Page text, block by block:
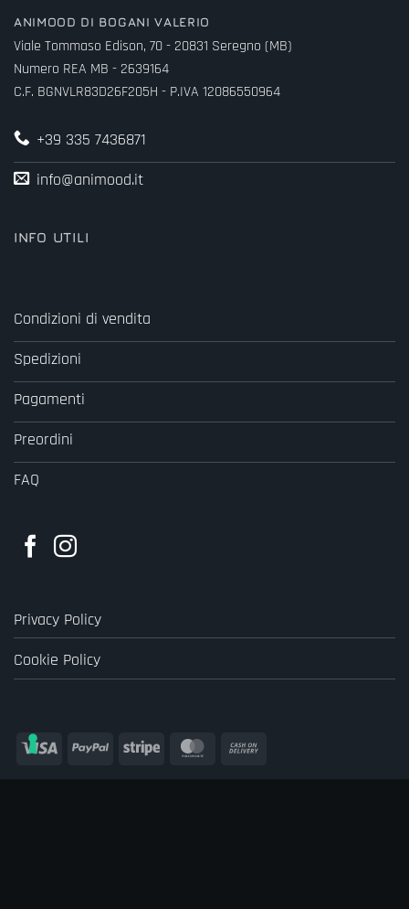
ANIMOOD DI BOGANI VALERIO
Viale Tommaso Edison, 70 - 20831 Seregno (MB)
Numero REA MB - 2639164
C.F. BGNVLR83D26F205H - P.IVA 12086550964
+39 335 7436871
info@animood.it
INFO UTILI
Condizioni di vendita
Spedizioni
Pagamenti
Preordini
FAQ
Privacy Policy
Cookie Policy
Visa PayPal Stripe MasterCard